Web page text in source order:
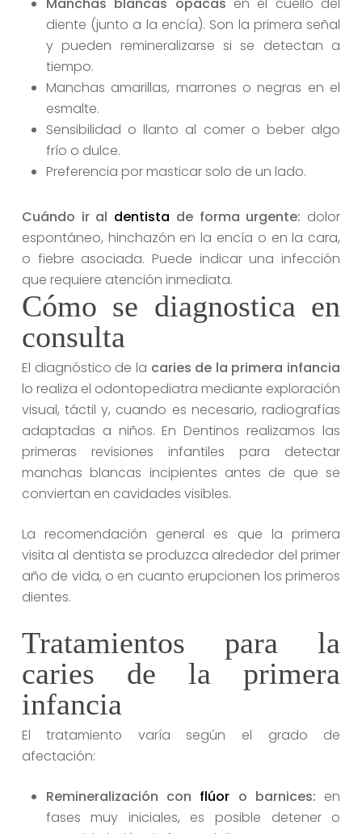
diente (junto a la encía). Son la primera señal
y pueden remineralizarse si se detectan a
tiempo.
Manchas amarillas, marrones o negras en el
esmalte.
Sensibilidad o llanto al comer o beber algo
frío o dulce.
Preferencia por masticar solo de un lado.
Cuándo ir al dentista de forma urgente: dolor
espontáneo, hinchazón en la encía o en la cara,
o fiebre asociada. Puede indicar una infección
que requiere atención inmediata.
Cómo se diagnostica en
consulta
El diagnóstico de la caries de la primera infancia
lo realiza el odontopediatra mediante exploración
visual, táctil y, cuando es necesario, radiografías
adaptadas a niños. En Dentinos realizamos las
primeras revisiones infantiles para detectar
manchas blancas incipientes antes de que se
conviertan en cavidades visibles.
La recomendación general es que la primera
visita al dentista se produzca alrededor del primer
año de vida, o en cuanto erupcionen los primeros
dientes.
Tratamientos para la
caries de la primera
infancia
El tratamiento varía según el grado de
afectación:
Remineralización con flúor o barnices: en
fases muy iniciales, es posible detener o